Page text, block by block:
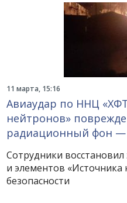
11 марта, 15:16
Авиаудар по ННЦ
нейтронов»
радиационный фон
Сотрудники
и элементов
безопасности